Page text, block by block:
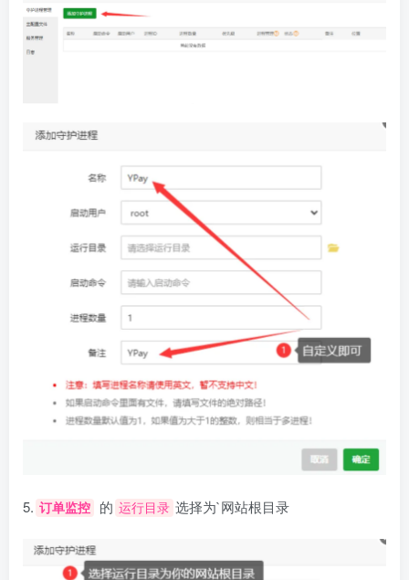
5. 订单监控 的 运行目录 选择为`网站根目录